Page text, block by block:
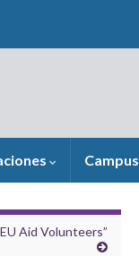
Campus
Aid Volunteers”